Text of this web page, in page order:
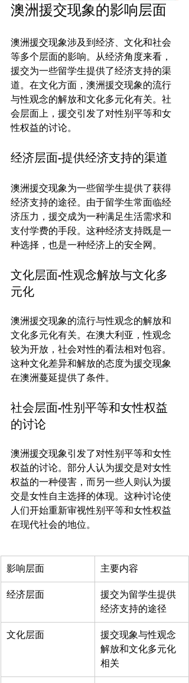
澳洲援交现象的影响层面
澳洲援交现象涉及到经济、文化和社会
等多个层面的影响。从经济角度来看，
援交为一些留学生提供了经济支持的渠
道。在文化方面，澳洲援交现象的流行
与性观念的解放和文化多元化有关。社
会层面上，援交引发了对性别平等和女
经济层面-提供经济支持的渠道
澳洲援交现象为一些留学生提供了获得
经济支持的途径。由于留学生常面临经
济压力，援交成为一种满足生活需求和
支付学费的手段。这种经济支持既是一
文化层面-性观念解放与文化多
元化
澳洲援交现象的流行与性观念的解放和
文化多元化有关。在澳大利亚，性观念
较为开放，社会对性的看法相对包容。
这种文化差异和解放的态度为援交现象
社会层面-性别平等和女性权益
的讨论
澳洲援交现象引发了对性别平等和女性
权益的讨论。部分人认为援交是对女性
权益的一种侵害，而另一些人则认为援
交是女性自主选择的体现。这种讨论使
人们开始重新审视性别平等和女性权益
影响层面 主要内容
经济层面
援交为留学生提供
经济支持的途径
文化层面
援交现象与性观念
解放和文化多元化
相关